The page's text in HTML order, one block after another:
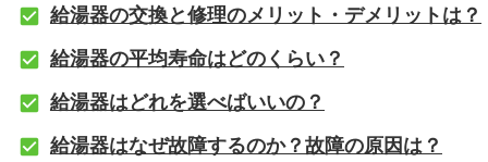
給湯器の交換と修理のメリット・デメリットは？
給湯器の平均寿命はどのくらい？
給湯器はどれを選べばいいの？
給湯器はなぜ故障するのか？故障の原因は？